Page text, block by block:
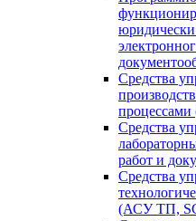
Средства
процессами
Средства
работ и
Средства
(АСУ ТП,